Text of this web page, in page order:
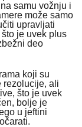
samu vožnju i
može samo
upravljati
je uvek plus
deo
koji su
rezolucije, ali
što je uvek
bolje je
u jeftini